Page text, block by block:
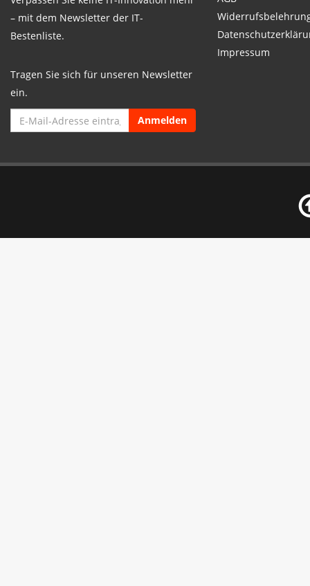
– mit dem Newsletter der IT-
Bestenliste.
Tragen Sie sich für unseren Newsletter
ein.
Anmelden
Impressum